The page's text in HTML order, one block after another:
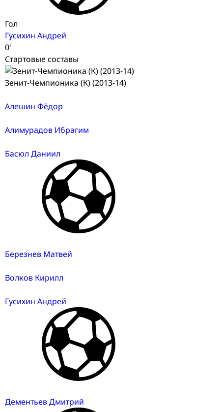
Гол
Гусихин Андрей
0'
Стартовые составы
Зенит-Чемпионика (К) (2013-14)
Алешин Фёдор
Алимурадов Ибрагим
Басюл Даниил
Березнев Матвей
Волков Кирилл
Гусихин Андрей
Дементьев Дмитрий